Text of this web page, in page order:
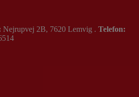
Nejrupvej 2B, 7620 Lemvig . Telefon: